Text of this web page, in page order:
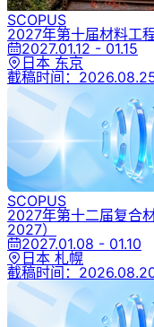
SCOPUS
2027年第十届材料工
2027.01.12 - 01.15
日本 东京
截稿时间：
SCOPUS
2027年第十二届复合
2027）
2027.01.08 - 01.10
日本 札幌
截稿时间：